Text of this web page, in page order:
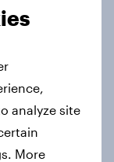
What
analyze site
More